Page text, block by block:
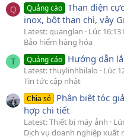
Q Quảng cáo Than điện
inox, bột than chì, vảy
Latest: quanglan
Lúc
Bảo hiểm hàng hóa
T Quảng cáo Hướng dẫn
Latest: thuylinhbilalo
Lúc
Tin tức cập nhật
Chia sẻ Phân biệt tóc
hợp chi tiết
Latest: Thiết bị máy ảnh
Dịch vụ doanh nghiệp xuất